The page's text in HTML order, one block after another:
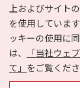
上およびサイト
を使用していま
ッキーの使用に
は、
「当社ウェ
て」 をご覧くださ
e-NAVITA（イ
利用規約
サイトマ